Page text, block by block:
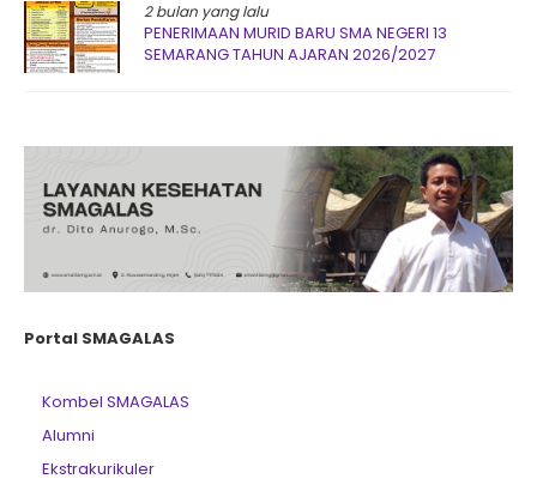
2 bulan yang lalu
PENERIMAAN MURID BARU SMA NEGERI 13
SEMARANG TAHUN AJARAN 2026/2027
Portal SMAGALAS
Kombel SMAGALAS
Alumni
Ekstrakurikuler